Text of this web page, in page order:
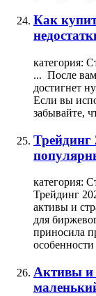
Как
категория:
... После вам
достигнет
Если вы
забывайте,
Трейдинг
категория:
Трейдинг
активы и
для
приносила
особенности
Активы